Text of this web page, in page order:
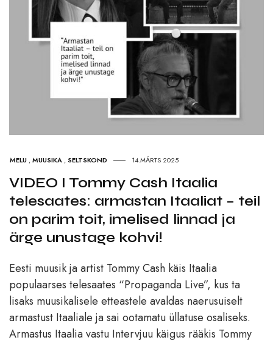
MELU ,MUUSIKA , SELTSKOND 14.MÄRTS 2025
VIDEO I Tommy Cash Itaalia
telesaates: armastan Itaaliat – teil
on parim toit, imelised linnad ja
ärge unustage kohvi!
Eesti muusik ja artist Tommy Cash käis Itaalia
populaarses telesaates “Propaganda Live”, kus ta
lisaks muusikalisele etteastele avaldas naerusuiselt
armastust Itaaliale ja sai ootamatu üllatuse osaliseks.
Armastus Itaalia vastu Intervjuu käigus rääkis Tommy